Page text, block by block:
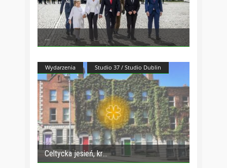
Wydarzenia Studio 37 / Studio Dublin
Celtycka jesień, kr